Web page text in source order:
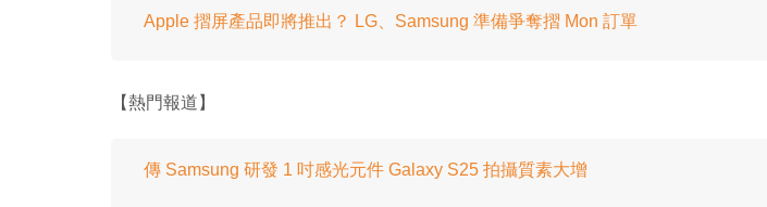
Apple 摺屏產品即將推出？ LG、Samsung 準備爭奪摺 Mon 訂單
【熱門報道】
傳 Samsung 研發 1 吋感光元件 Galaxy S25 拍攝質素大增